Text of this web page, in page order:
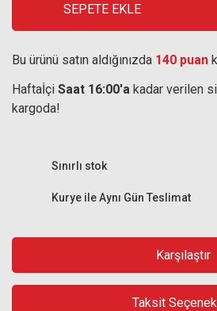
SEPETE EKLE
Bu ürünü satın aldığınızda 140 puan
Haftaİçi Saat 16:00'a kadar verilen
kargoda!
Kurye ile Aynı Gün Teslimat
Sınırlı stok
Karşılaştır
Taksit